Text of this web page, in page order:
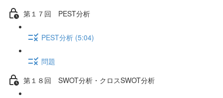
第１７回 PEST分析
PEST分析 (5:04)
問題
第１８回 SWOT分析・クロスSWOT分析